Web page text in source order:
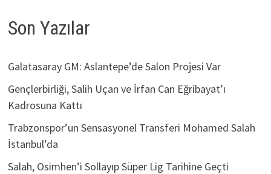
Son Yazılar
Galatasaray GM: Aslantepe’de Salon Projesi Var
Gençlerbirliği, Salih Uçan ve İrfan Can Eğribayat’ı
Kadrosuna Kattı
Trabzonspor’un Sensasyonel Transferi Mohamed Salah
İstanbul’da
Salah, Osimhen’i Sollayıp Süper Lig Tarihine Geçti